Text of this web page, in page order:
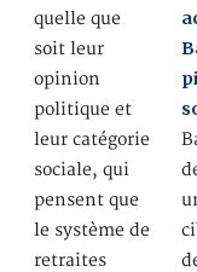
quelle que
soit leur
opinion
politique et
leur catégorie
sociale, qui
pensent que
le système de
retraites